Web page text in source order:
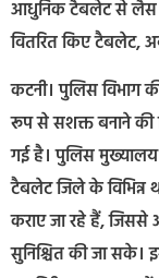
आधुनिक टैबलेट से लैस
वितरित किए टैबलेट,
कटनी। पुलिस विभाग
रूप से सशक्त बनाने की
गई है। पुलिस
टैबलेट जिले के विभिन्न
कराए जा रहे हैं, जिससे
सुनिश्चित की जा सके।